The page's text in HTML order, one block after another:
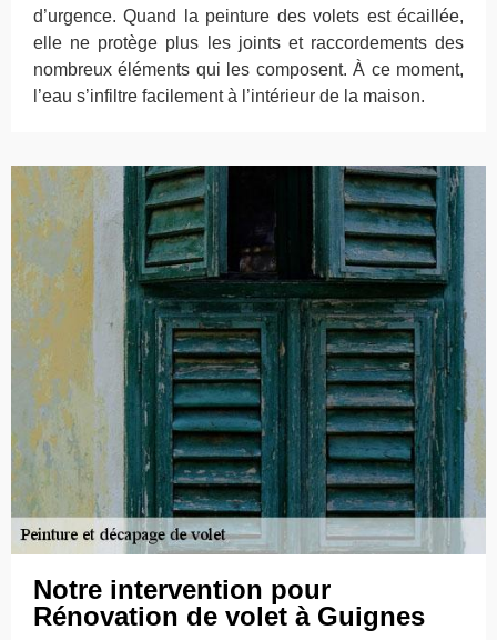
d’urgence. Quand la peinture des volets est écaillée,
elle ne protège plus les joints et raccordements des
nombreux éléments qui les composent. À ce moment,
l’eau s’infiltre facilement à l’intérieur de la maison.
Notre intervention pour
Rénovation de volet à Guignes